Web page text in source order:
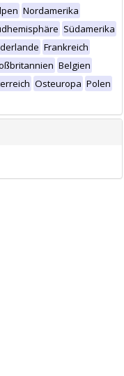
Nordamerika
Südamerika
Frankreich
Belgien
Osteuropa Polen